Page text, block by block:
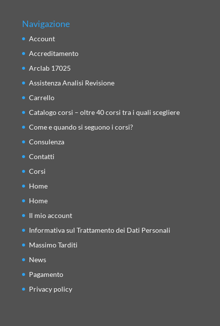
Navigazione
Account
Accreditamento
Arclab 17025
Assistenza Analisi Revisione
Carrello
Catalogo corsi – oltre 40 corsi tra i quali scegliere
Come e quando si seguono i corsi?
Consulenza
Contatti
Corsi
Home
Home
Il mio account
Informativa sul Trattamento dei Dati Personali
Massimo Tarditi
News
Pagamento
Privacy policy